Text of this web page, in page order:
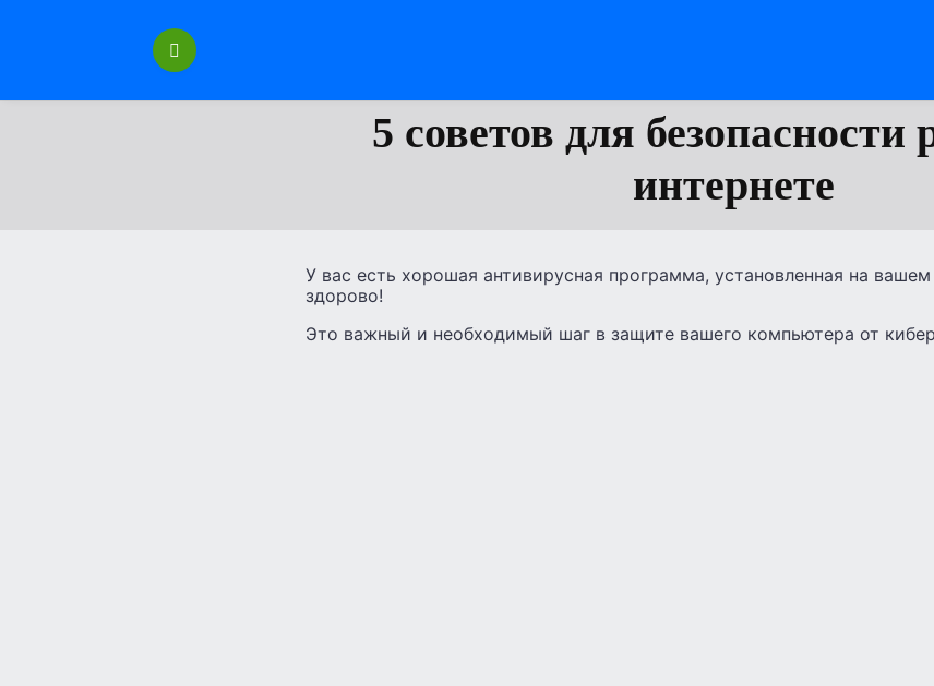
5 советов для безопасности
интернете
У вас есть хорошая антивирусная программа, установленная на
здорово!
Это важный и необходимый шаг в защите вашего компьютера от